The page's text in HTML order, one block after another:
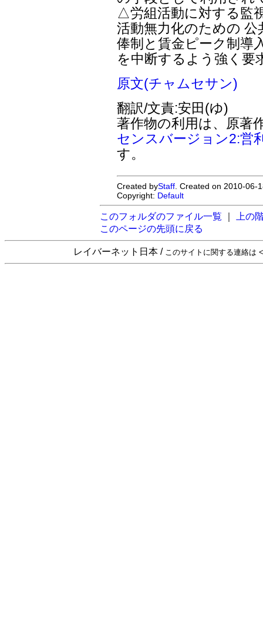
△労組活動に対する監
活動無力化のための
俸制と賃金ピーク制導
を中断するよう強く要
原文(チャムセサン)
翻訳/文責:安田(ゆ)
著作物の利用は、原著
センスバージョン2:営
す。
Created byStaff . Created on 2010-
Copyright: Default
このフォルダのファイル一覧
上の
このページの先頭に戻る
レイバーネット日本 / このサイトに関する連絡は